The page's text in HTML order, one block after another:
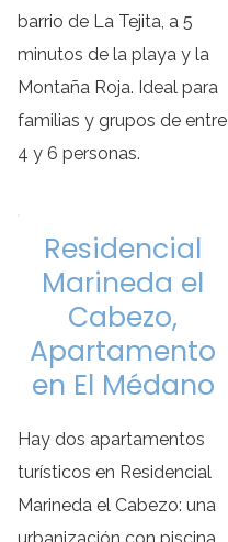
barrio de La Tejita, a 5
minutos de la playa y la
Montaña Roja. Ideal para
familias y grupos de entre
4 y 6 personas.
Residencial
Marineda el
Cabezo,
Apartamento
en El Médano
Hay dos apartamentos
turísticos en Residencial
Marineda el Cabezo: una
urbanización con piscina